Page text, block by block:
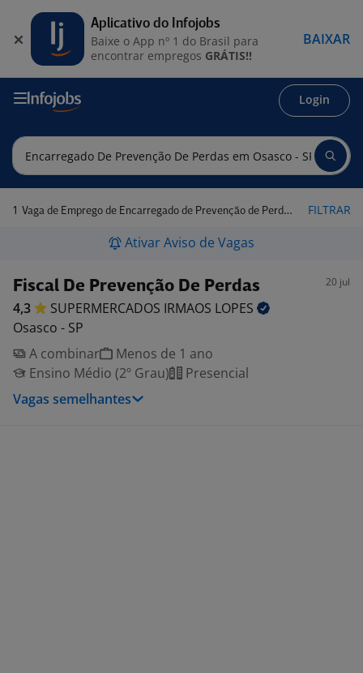
Login
1 Vaga de Emprego de Encarregado de Prevenção de Perdas em Osasco - SP FILTRAR
Ativar Aviso de Vagas
Fiscal De Prevenção De Perdas 20 jul
4,3 SUPERMERCADOS IRMAOS LOPES
Osasco - SP
A combinar
Menos de 1 ano
Ensino Médio (2º Grau)
Presencial
Vagas semelhantes
Aplicativo do Infojobs
Baixe o App nº 1 do Brasil para
encontrar empregos GRÁTIS!!
BAIXAR